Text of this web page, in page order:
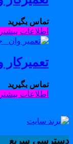
تماس بگیرید
اطلاعات بیشتر
تماس بگیرید
اطلاعات بیشتر
سریع